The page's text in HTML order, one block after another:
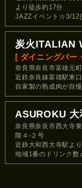
より徒歩約17分
JAZZイベント☆3/12(
炭火ITALIAN
[ ダイニングバー
奈良県奈良市富雄元
近鉄奈良線富雄駅東
自家製の熟成肉が自
ASUROKU 大
奈良県奈良市西大寺
階４-２号
近鉄大和西大寺駅よ
地域1番のドリンク数